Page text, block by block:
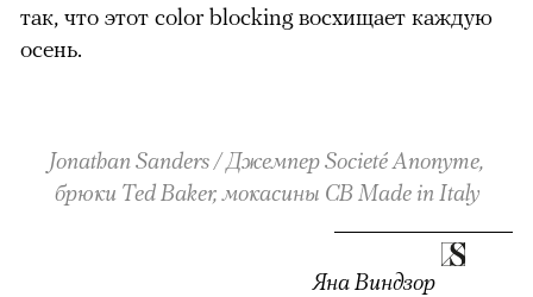
так, что этот color blocking восхищает каждую
осень.
Jonathan Sanders / Джемпер Societé Anonyme,
брюки Ted Baker, мокасины CB Made in Italy
Яна Виндзор